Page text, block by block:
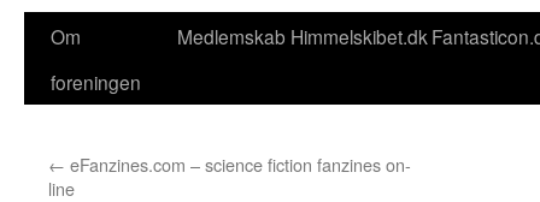
Om
foreningen
Medlemskab Himmelskibet.dk
← eFanzines.com – science fiction fanzines on-
line